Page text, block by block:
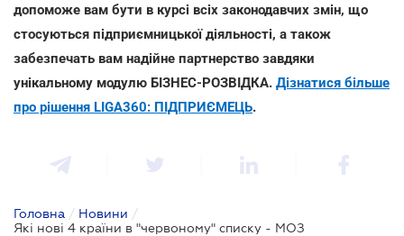
допоможе вам бути в курсі всіх законодавчих змін, що
стосуються підприємницької діяльності, а також
забезпечать вам надійне партнерство завдяки
унікальному модулю БІЗНЕС-РОЗВІДКА. Дізнатися більше
про рішення LIGA360: ПІДПРИЄМЕЦЬ.
Головна / Новини /
Які нові 4 країни в "червоному" списку - МОЗ